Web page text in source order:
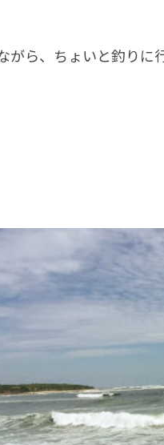
がら、ちょいと釣りに